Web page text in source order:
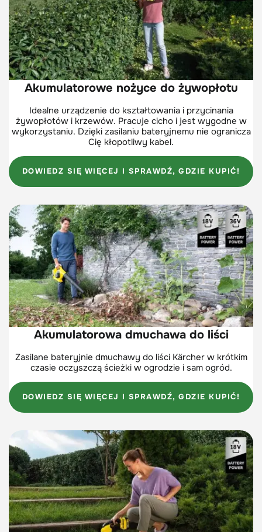
Akumulatorowe nożyce do żywopłotu
Idealne urządzenie do kształtowania i przycinania
żywopłotów i krzewów. Pracuje cicho i jest wygodne w
wykorzystaniu. Dzięki zasilaniu bateryjnemu nie ogranicza
Cię kłopotliwy kabel.
DOWIEDZ SIĘ WIĘCEJ I SPRAWDŹ, GDZIE KUPIĆ!
Akumulatorowa dmuchawa do liści
Zasilane bateryjnie dmuchawy do liści Kärcher w krótkim
czasie oczyszczą ścieżki w ogrodzie i sam ogród.
DOWIEDZ SIĘ WIĘCEJ I SPRAWDŹ, GDZIE KUPIĆ!